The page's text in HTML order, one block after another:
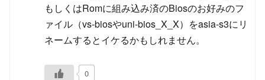
もしくはRomに組み込み済のBiosのお好みのフ
ァイル（vs-biosやuni-bios_X_X）をasia-s3にリ
ネームするとイケるかもしれません。
0